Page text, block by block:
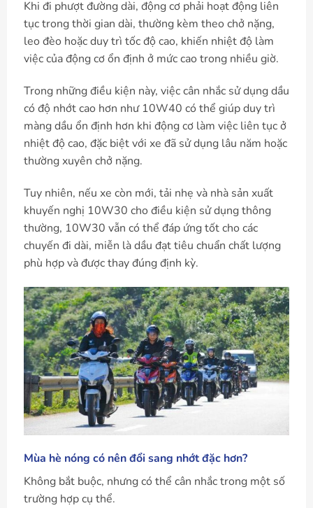
Khi đi phượt đường dài, động cơ phải hoạt động liên
tục trong thời gian dài, thường kèm theo chở nặng,
leo đèo hoặc duy trì tốc độ cao, khiến nhiệt độ làm
việc của động cơ ổn định ở mức cao trong nhiều giờ.
Trong những điều kiện này, việc cân nhắc sử dụng dầu
có độ nhớt cao hơn như 10W40 có thể giúp duy trì
màng dầu ổn định hơn khi động cơ làm việc liên tục ở
nhiệt độ cao, đặc biệt với xe đã sử dụng lâu năm hoặc
thường xuyên chở nặng.
Tuy nhiên, nếu xe còn mới, tải nhẹ và nhà sản xuất
khuyến nghị 10W30 cho điều kiện sử dụng thông
thường, 10W30 vẫn có thể đáp ứng tốt cho các
chuyến đi dài, miễn là dầu đạt tiêu chuẩn chất lượng
phù hợp và được thay đúng định kỳ.
Mùa hè nóng có nên đổi sang nhớt đặc hơn?
Không bắt buộc, nhưng có thể cân nhắc trong một số
trường hợp cụ thể.